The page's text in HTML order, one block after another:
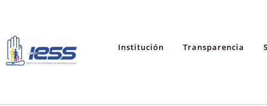
Institución Transparencia